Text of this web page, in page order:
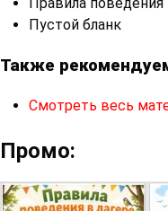
Пустой бланк
Также
Смотреть весь
Промо: